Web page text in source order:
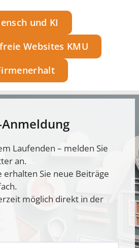
und KI
Websites KMU
Laufenden – melden Sie
an.
erhalten Sie neue Beiträge
möglich direkt in der